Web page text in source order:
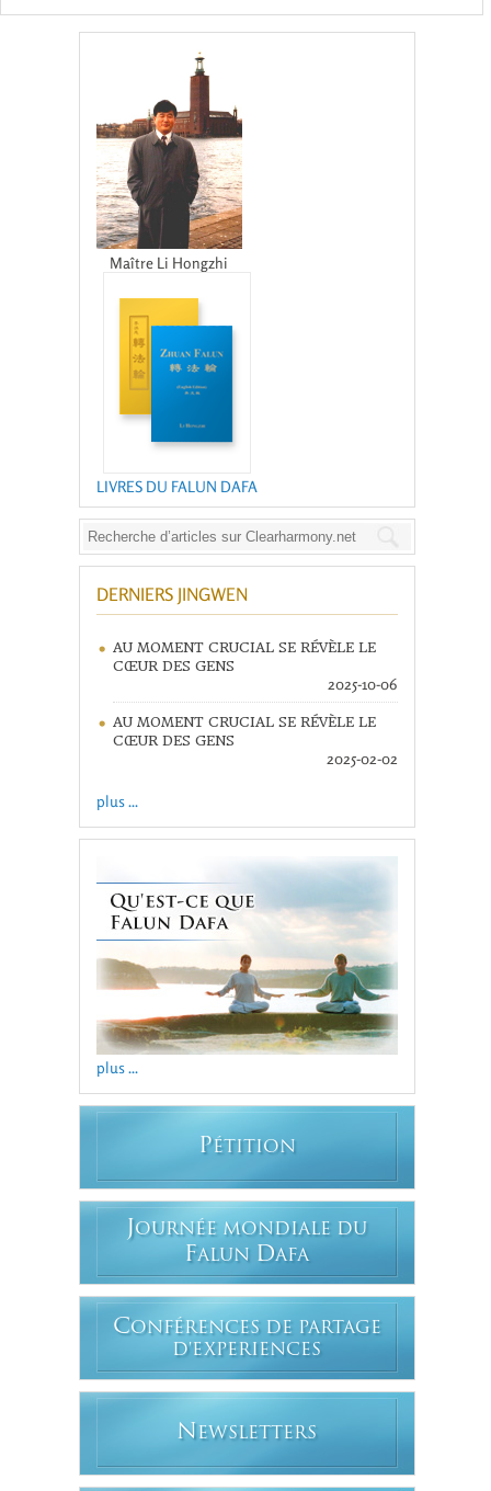
Maître Li Hongzhi
LIVRES DU FALUN DAFA
DERNIERS JINGWEN
AU MOMENT CRUCIAL SE RÉVÈLE LE
CŒUR DES GENS
2025-10-06
AU MOMENT CRUCIAL SE RÉVÈLE LE
CŒUR DES GENS
2025-02-02
plus ...
plus ...
PÉTITION
JOURNÉE MONDIALE DU
FALUN DAFA
CONFÉRENCES DE PARTAGE
D'EXPERIENCES
N EWSLETTERS